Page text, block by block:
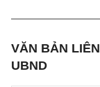
VĂN BẢN
UBND